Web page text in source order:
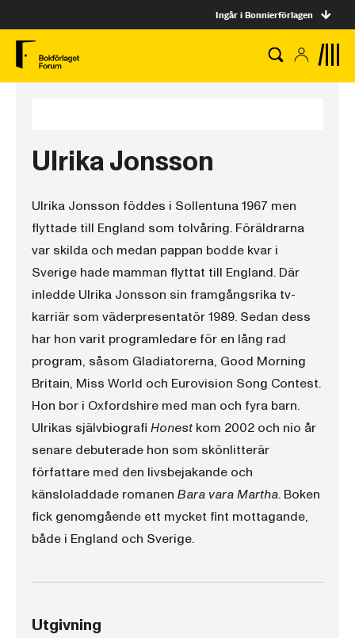
Ingår i Bonnierförlagen
Ulrika Jonsson
Ulrika Jonsson föddes i Sollentuna 1967 men
flyttade till England som tolvåring. Föräldrarna
var skilda och medan pappan bodde kvar i
Sverige hade mamman flyttat till England. Där
inledde Ulrika Jonsson sin framgångsrika tv-
karriär som väderpresentatör 1989. Sedan dess
har hon varit programledare för en lång rad
program, såsom Gladiatorerna, Good Morning
Britain, Miss World och Eurovision Song Contest.
Hon bor i Oxfordshire med man och fyra barn.
Ulrikas självbiografi Honestkom 2002 och nio år
senare debuterade hon som skönlitterär
författare med den livsbejakande och
känsloladdade romanen Bara vara Martha. Boken
fick genomgående ett mycket fint mottagande,
både i England och Sverige.
Utgivning